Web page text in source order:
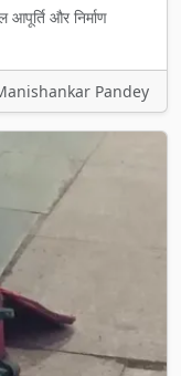
और निर्माण
Pandey